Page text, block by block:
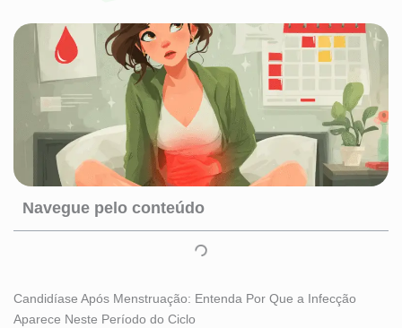
Navegue pelo conteúdo
Candidíase Após Menstruação: Entenda Por Que a Infecção
Aparece Neste Período do Ciclo